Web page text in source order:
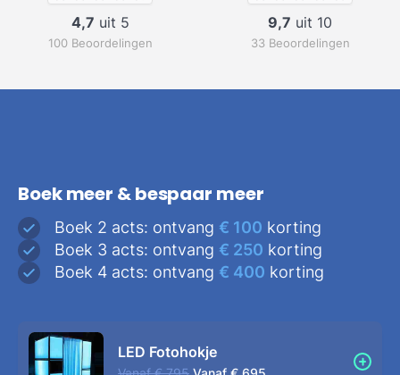
4,7 uit 5
100 Beoordelingen
9,7 uit 10
33 Beoordelingen
Boek meer & bespaar meer
Boek 2 acts: ontvang € 100 korting
Boek 3 acts: ontvang € 250 korting
Boek 4 acts: ontvang € 400 korting
LED Fotohokje